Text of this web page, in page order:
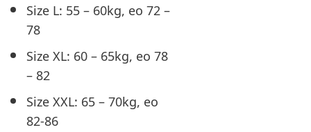
Size L: 55 – 60kg, eo 72 –
78
Size XL: 60 – 65kg, eo 78
– 82
Size XXL: 65 – 70kg, eo
82-86